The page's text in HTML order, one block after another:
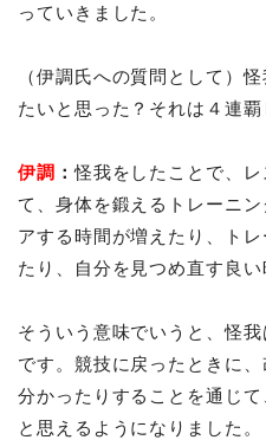
っていきました。
（伊調氏への質問として）
たいと思った？それは４連覇
伊調 ：怪我をしたことで、
て、身体を鍛えるトレーニ
アする時間が増えたり、ト
たり、自分を見つめ直す良い
そういう意味でいうと、怪
です。競技に戻ったときに
分かったりすることを通じて
と思えるようになりました。